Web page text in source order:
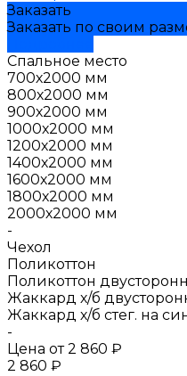
Заказать
Заказать по своим
Спальное место
700х2000 мм
800х2000 мм
900х2000 мм
1000х2000 мм
1200х2000 мм
1400х2000 мм
1600х2000 мм
1800х2000 мм
2000х2000 мм
-
Чехол
Поликоттон
Поликоттон
Жаккард х/б
Жаккард х/б стег. на
-
Цена от 2 860 ₽
2 860 ₽